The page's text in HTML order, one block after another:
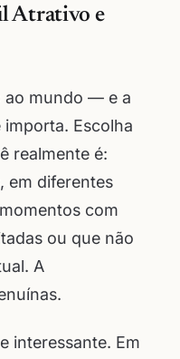
Atrativo e
ao mundo — e a
Escolha
realmente é:
em diferentes
com
ou que não
A
interessante. Em